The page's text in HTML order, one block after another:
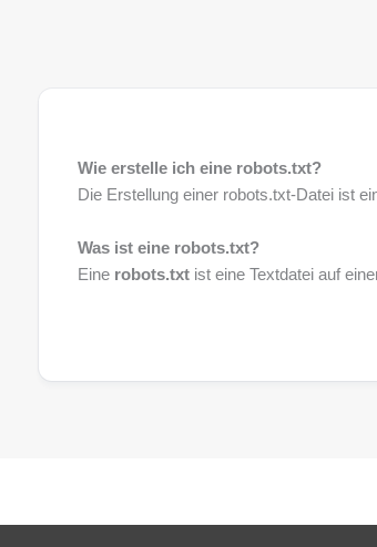
Wie erstelle ich eine robots.txt?
Die Erstellung einer robots.txt-Datei ist
Was ist eine robots.txt?
Eine robots.txt ist eine Textdatei auf